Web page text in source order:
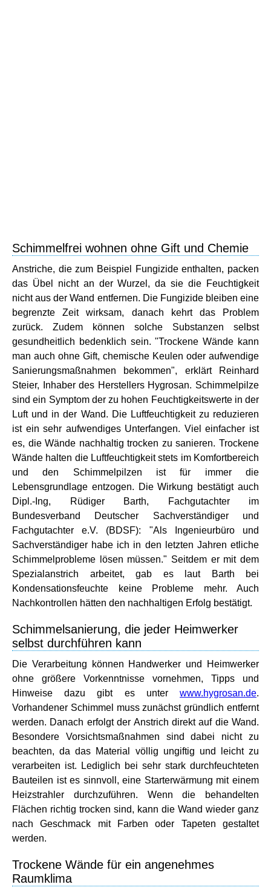
Schimmelfrei wohnen ohne Gift und Chemie
Anstriche, die zum Beispiel Fungizide enthalten, packen
das Übel nicht an der Wurzel, da sie die Feuchtigkeit
nicht aus der Wand entfernen. Die Fungizide bleiben eine
begrenzte Zeit wirksam, danach kehrt das Problem
zurück. Zudem können solche Substanzen selbst
gesundheitlich bedenklich sein. "Trockene Wände kann
man auch ohne Gift, chemische Keulen oder aufwendige
Sanierungsmaßnahmen bekommen", erklärt Reinhard
Steier, Inhaber des Herstellers Hygrosan. Schimmelpilze
sind ein Symptom der zu hohen Feuchtigkeitswerte in der
Luft und in der Wand. Die Luftfeuchtigkeit zu reduzieren
ist ein sehr aufwendiges Unterfangen. Viel einfacher ist
es, die Wände nachhaltig trocken zu sanieren. Trockene
Wände halten die Luftfeuchtigkeit stets im Komfortbereich
und den Schimmelpilzen ist für immer die
Lebensgrundlage entzogen. Die Wirkung bestätigt auch
Dipl.-Ing, Rüdiger Barth, Fachgutachter im
Bundesverband Deutscher Sachverständiger und
Fachgutachter e.V. (BDSF): "Als Ingenieurbüro und
Sachverständiger habe ich in den letzten Jahren etliche
Schimmelprobleme lösen müssen." Seitdem er mit dem
Spezialanstrich arbeitet, gab es laut Barth bei
Kondensationsfeuchte keine Probleme mehr. Auch
Nachkontrollen hätten den nachhaltigen Erfolg bestätigt.
Schimmelsanierung, die jeder Heimwerker
selbst durchführen kann
Die Verarbeitung können Handwerker und Heimwerker
ohne größere Vorkenntnisse vornehmen, Tipps und
Hinweise dazu gibt es unter www.hygrosan.de.
Vorhandener Schimmel muss zunächst gründlich entfernt
werden. Danach erfolgt der Anstrich direkt auf die Wand.
Besondere Vorsichtsmaßnahmen sind dabei nicht zu
beachten, da das Material völlig ungiftig und leicht zu
verarbeiten ist. Lediglich bei sehr stark durchfeuchteten
Bauteilen ist es sinnvoll, eine Starterwärmung mit einem
Heizstrahler durchzuführen. Wenn die behandelten
Flächen richtig trocken sind, kann die Wand wieder ganz
nach Geschmack mit Farben oder Tapeten gestaltet
werden.
Trockene Wände für ein angenehmes
Raumklima